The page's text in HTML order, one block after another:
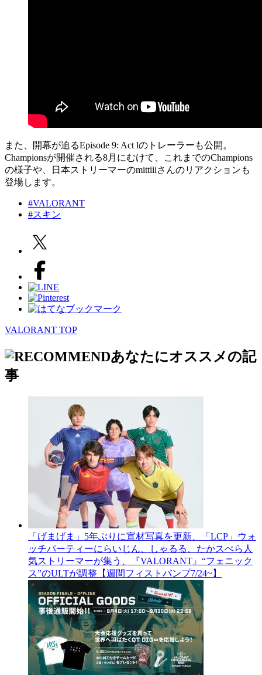
また、開幕が迫るEpisode 9: Act lのトレーラーも公開。
Championsが開催される8月にむけて、これまでのChampions
の様子や、日本ストリーマーのmittiiiさんのリアクションも
登場します。
#VALORANT
#スキン
VALORANT TOP
あなたにオススメの記
事
「げまげま」5年ぶりに宣材写真を更新、「LCP」ウォ
ッチパーティーにらいじん、しゃるる、たかスぺら人
気ストリーマーが集う、『VALORANT』“フェニック
ス”のULTが調整【週間フィストバンプ7/24~】